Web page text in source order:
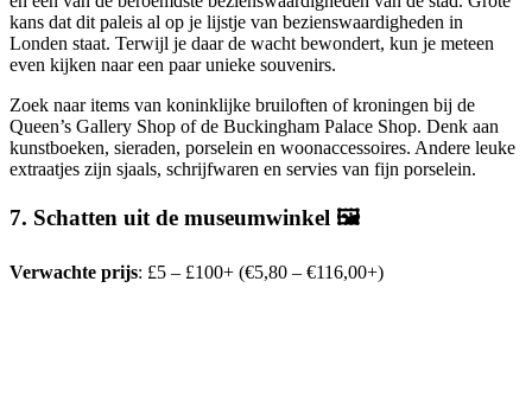
kans dat dit paleis al op je lijstje van bezienswaardigheden in
Londen staat. Terwijl je daar de wacht bewondert, kun je meteen
even kijken naar een paar unieke souvenirs.
Zoek naar items van koninklijke bruiloften of kroningen bij de
Queen’s Gallery Shop of de Buckingham Palace Shop. Denk aan
kunstboeken, sieraden, porselein en woonaccessoires. Andere leuke
extraatjes zijn sjaals, schrijfwaren en servies van fijn porselein.
7. Schatten uit de museumwinkel 🖼️
Verwachte prijs: £5 – £100+ (€5,80 – €116,00+)